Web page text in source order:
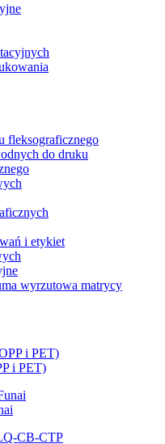
fleksograficznego
do druku
i etykiet
wyrzutowa matrycy
i PET)